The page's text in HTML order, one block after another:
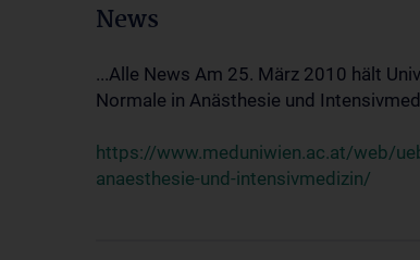
News
...Alle News Am 25. März 2010 hält
Normale in Anästhesie und
https://www.meduniwien.ac.at/web/
anaesthesie-und-intensivmedizin/